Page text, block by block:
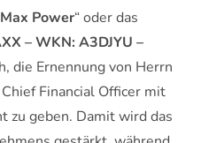
Max Power“ oder das
– WKN: A3DJYU –
die Ernennung von Herrn
Financial Officer mit
zu geben. Damit wird das